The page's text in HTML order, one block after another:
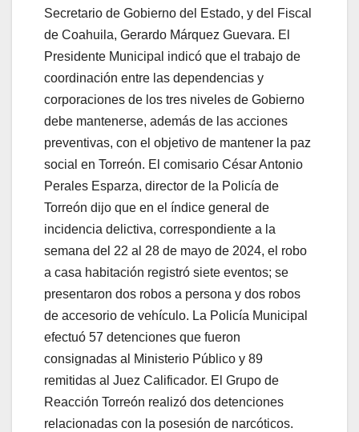
Secretario de Gobierno del Estado, y del Fiscal
de Coahuila, Gerardo Márquez Guevara. El
Presidente Municipal indicó que el trabajo de
coordinación entre las dependencias y
corporaciones de los tres niveles de Gobierno
debe mantenerse, además de las acciones
preventivas, con el objetivo de mantener la paz
social en Torreón. El comisario César Antonio
Perales Esparza, director de la Policía de
Torreón dijo que en el índice general de
incidencia delictiva, correspondiente a la
semana del 22 al 28 de mayo de 2024, el robo
a casa habitación registró siete eventos; se
presentaron dos robos a persona y dos robos
de accesorio de vehículo. La Policía Municipal
efectuó 57 detenciones que fueron
consignadas al Ministerio Público y 89
remitidas al Juez Calificador. El Grupo de
Reacción Torreón realizó dos detenciones
relacionadas con la posesión de narcóticos.